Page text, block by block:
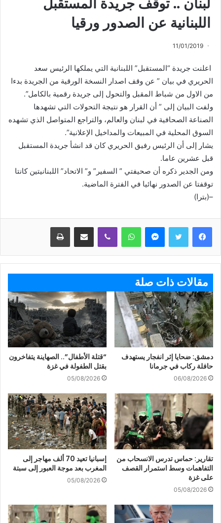
لبنان .. توقف جريدة المستقبل
اللبنانية عن الصدور ورقيا
11/01/2019
اعلنت جريدة “المستقبل” اللبنانية التي يملكها الرئيس سعد
الحريري في بيان ” عن وقف اصدار النسخة الورقية من الجريدة بدءا
من الاول من شباط المقبل والتحول إلى جريدة رقمية بالكامل”.
ولفت البيان إلى ” أن القرار هو نتيجة التحولات التي تشهدها
الصناعة الصحافية في لبنان والعالم، والتراجع المتواصل الذي تشهده
السوق المحلية في المبيعات والمداخيل الإعلانية”.
يشار إلى أن الرئيس رفيق الحريري كان قد انشأ جريدة المستقبل
قبل عشرين عاما.
ومن الجدير ذكره أن صحيفتي ” السفير” و” الاتحاد” اللبنانيتين كانتا
توقفتا عن الصدور نهائيا في الفترة الماضية.
–(بترا)
ماسنجر واتساب ڤايبر مشاركة عبر البريد طباعة
مقالات ذات صلة
دمشق: ضحايا إثر انفجار يستهدف
حافلة ركاب في جرمانا
06/08/2026
“قتلة الأطفال”.. الصهاينة يتفاخرون
بقتل الطفولة في غزة
05/08/2026
تقارير: حماس تدرس الانسحاب من
التفاهمات وسط استمرار القصف
على غزة
05/08/2026
إسبانيا تعيد 70 ألف مهاجر إلى
المغرب بعد موجة العبور إلى سبتة
05/08/2026